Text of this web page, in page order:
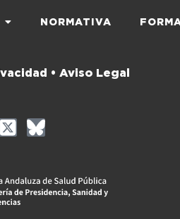
NORMATIVA
• Aviso Legal